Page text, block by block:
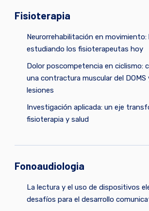
Fisioterapia
Neurorrehabilitación en
estudiando los fisioterapeutas hoy
Dolor poscompetencia en ciclismo:
una contractura muscular del DOMS
lesiones
Investigación aplicada: un eje
fisioterapia y salud
Fonoaudiologia
La lectura y el uso de dispositivos
desafíos para el desarrollo